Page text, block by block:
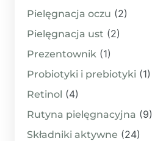
Pielęgnacja oczu (2)
Pielęgnacja ust (2)
Prezentownik (1)
Probiotyki i prebiotyki (1)
Retinol (4)
Rutyna pielęgnacyjna (9)
Składniki aktywne (24)